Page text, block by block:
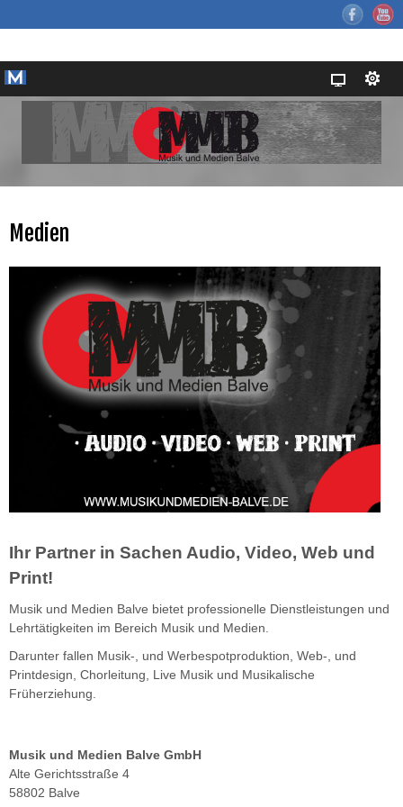
Medien
Ihr Partner in Sachen Audio, Video, Web und
Print!
Musik und Medien Balve bietet professionelle Dienstleistungen und
Lehrtätigkeiten im Bereich Musik und Medien.
Darunter fallen Musik-, und Werbespotproduktion, Web-, und
Printdesign, Chorleitung, Live Musik und Musikalische
Früherziehung.
Musik und Medien Balve GmbH
Alte Gerichtsstraße 4
58802 Balve